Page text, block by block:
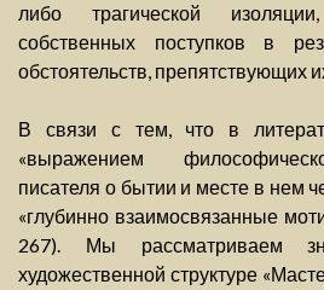
либо трагической
собственных поступков в
обстоятельств, препятствующих
В связи с тем, что в
«выражением
писателя о бытии и месте в нем
«глубинно взаимосвязанные
267). Мы рассматриваем
художественной структуре